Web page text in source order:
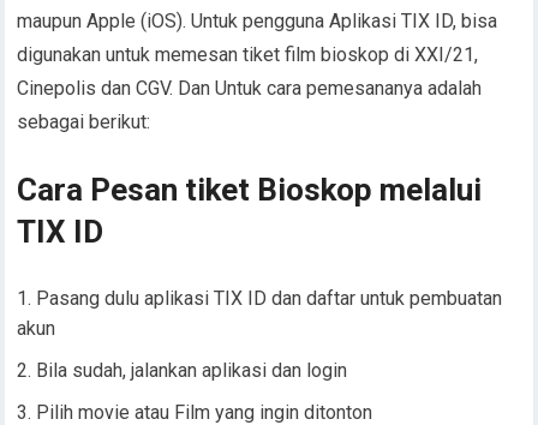
maupun Apple (iOS). Untuk pengguna Aplikasi TIX ID, bisa
digunakan untuk memesan tiket film bioskop di XXI/21,
Cinepolis dan CGV. Dan Untuk cara pemesananya adalah
sebagai berikut:
Cara Pesan tiket Bioskop melalui
TIX ID
Pasang dulu aplikasi TIX ID dan daftar untuk pembuatan
akun
Bila sudah, jalankan aplikasi dan login
Pilih movie atau Film yang ingin ditonton